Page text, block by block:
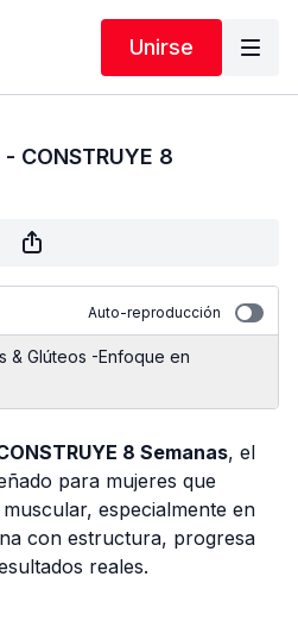
Unirse
CONSTRUYE 8
Auto-reproducción
& Glúteos -Enfoque en
8 Semanas, el
para mujeres que
especialmente en
con estructura, progresa
reales.